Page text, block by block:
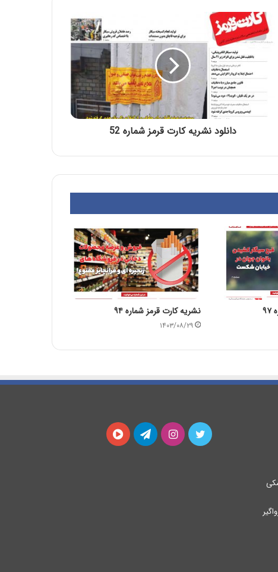
دانلود نشریه کارت قرمز شماره 52
نشریه کارت قرمز شماره ۹۴
۱۴۰۳/۰۸/۲۹
توییتر اینستاگرامتلگرام آپارات